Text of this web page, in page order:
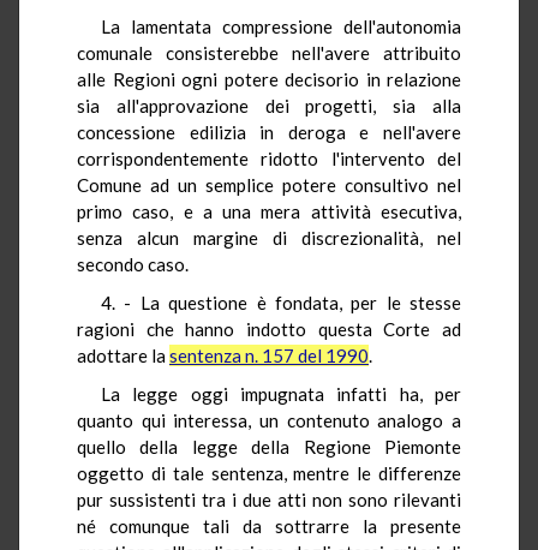
La lamentata compressione dell'autonomia
comunale consisterebbe nell'avere attribuito
alle Regioni ogni potere decisorio in relazione
sia all'approvazione dei progetti, sia alla
concessione edilizia in deroga e nell'avere
corrispondentemente ridotto l'intervento del
Comune ad un semplice potere consultivo nel
primo caso, e a una mera attività esecutiva,
senza alcun margine di discrezionalità, nel
secondo caso.
4. - La questione è fondata, per le stesse
ragioni che hanno indotto questa Corte ad
adottare lasentenza n. 157 del 1990.
La legge oggi impugnata infatti ha, per
quanto qui interessa, un contenuto analogo a
quello della legge della Regione Piemonte
oggetto di tale sentenza, mentre le differenze
pur sussistenti tra i due atti non sono rilevanti
né comunque tali da sottrarre la presente